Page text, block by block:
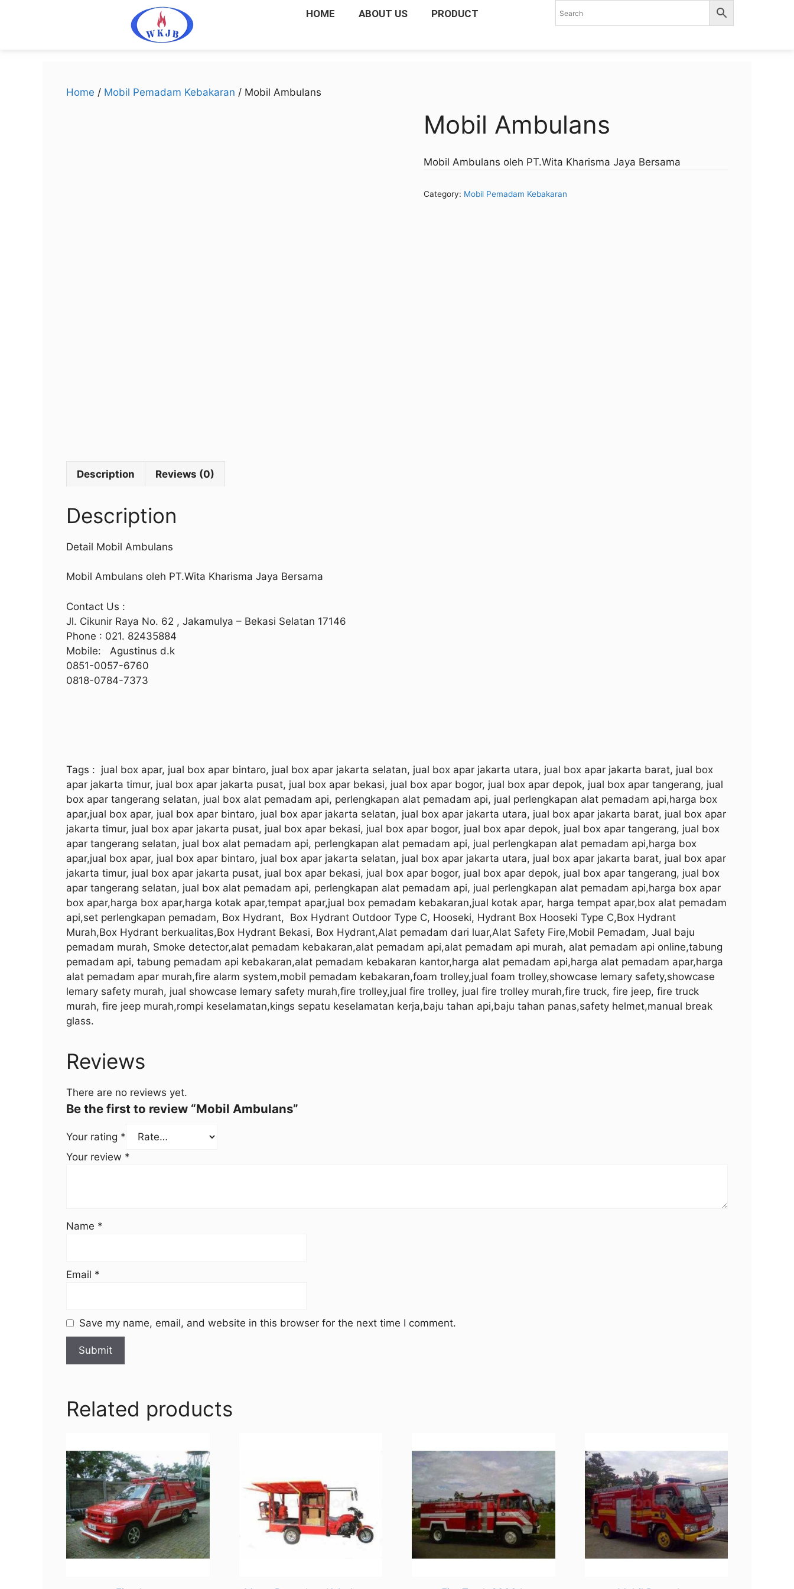
HOME ABOUT US PRODUCT
Home / Mobil Pemadam Kebakaran / Mobil Ambulans
Mobil Ambulans
Mobil Ambulans oleh PT.Wita Kharisma Jaya Bersama
Category: Mobil Pemadam Kebakaran
Description Reviews (0)
Description
Detail Mobil Ambulans
Mobil Ambulans oleh PT.Wita Kharisma Jaya Bersama
Contact Us :
Jl. Cikunir Raya No. 62 , Jakamulya – Bekasi Selatan 17146
Phone : 021. 82435884
Mobile: Agustinus d.k
0851-0057-6760
0818-0784-7373
Tags : jual box apar, jual box apar bintaro, jual box apar jakarta selatan, jual box apar jakarta utara, jual box apar jakarta barat, jual box
apar jakarta timur, jual box apar jakarta pusat, jual box apar bekasi, jual box apar bogor, jual box apar depok, jual box apar tangerang, jual
box apar tangerang selatan, jual box alat pemadam api, perlengkapan alat pemadam api, jual perlengkapan alat pemadam api,harga box
apar,jual box apar, jual box apar bintaro, jual box apar jakarta selatan, jual box apar jakarta utara, jual box apar jakarta barat, jual box apar
jakarta timur, jual box apar jakarta pusat, jual box apar bekasi, jual box apar bogor, jual box apar depok, jual box apar tangerang, jual box
apar tangerang selatan, jual box alat pemadam api, perlengkapan alat pemadam api, jual perlengkapan alat pemadam api,harga box
apar,jual box apar, jual box apar bintaro, jual box apar jakarta selatan, jual box apar jakarta utara, jual box apar jakarta barat, jual box apar
jakarta timur, jual box apar jakarta pusat, jual box apar bekasi, jual box apar bogor, jual box apar depok, jual box apar tangerang, jual box
apar tangerang selatan, jual box alat pemadam api, perlengkapan alat pemadam api, jual perlengkapan alat pemadam api,harga box apar
box apar,harga box apar,harga kotak apar,tempat apar,jual box pemadam kebakaran,jual kotak apar, harga tempat apar,box alat pemadam
api,set perlengkapan pemadam, Box Hydrant, Box Hydrant Outdoor Type C, Hooseki, Hydrant Box Hooseki Type C,Box Hydrant
Murah,Box Hydrant berkualitas,Box Hydrant Bekasi, Box Hydrant,Alat pemadam dari luar,Alat Safety Fire,Mobil Pemadam, Jual baju
pemadam murah, Smoke detector,alat pemadam kebakaran,alat pemadam api,alat pemadam api murah, alat pemadam api online,tabung
pemadam api, tabung pemadam api kebakaran,alat pemadam kebakaran kantor,harga alat pemadam api,harga alat pemadam apar,harga
alat pemadam apar murah,fire alarm system,mobil pemadam kebakaran,foam trolley,jual foam trolley,showcase lemary safety,showcase
lemary safety murah, jual showcase lemary safety murah,fire trolley,jual fire trolley, jual fire trolley murah,fire truck, fire jeep, fire truck
murah, fire jeep murah,rompi keselamatan,kings sepatu keselamatan kerja,baju tahan api,baju tahan panas,safety helmet,manual break
glass.
Reviews
There are no reviews yet.
Be the first to review “Mobil Ambulans”
Your rating *
Your review *
Name *
Email *
Save my name, email, and website in this browser for the next time I comment.
Related products